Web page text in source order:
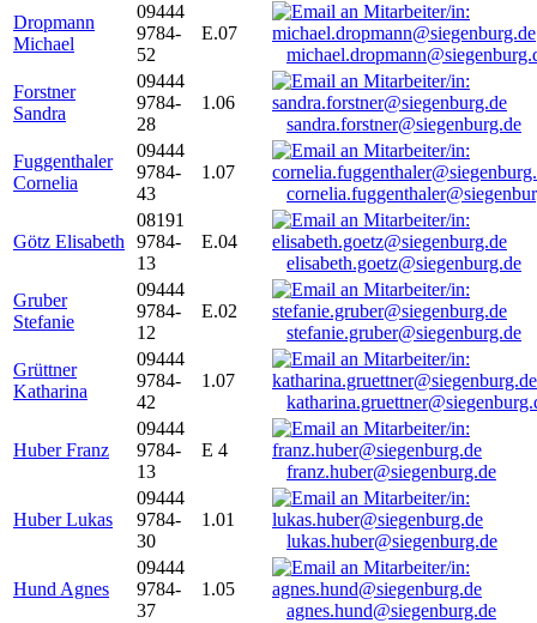
Dropmann
Michael
09444
9784-
52
E.07
Forstner
Sandra
09444
9784-
28
1.06
sandra.forstner@siegenburg.de
Fuggenthaler
Cornelia
09444
9784-
43
1.07
Götz Elisabeth
08191
9784-
13
E.04
elisabeth.goetz@siegenburg.de
Gruber
Stefanie
09444
9784-
12
E.02
stefanie.gruber@siegenburg.de
Grüttner
Katharina
09444
9784-
42
1.07
Huber Franz
09444
9784-
13
E 4
franz.huber@siegenburg.de
Huber Lukas
09444
9784-
30
1.01
lukas.huber@siegenburg.de
Hund Agnes
09444
9784-
37
1.05
agnes.hund@siegenburg.de